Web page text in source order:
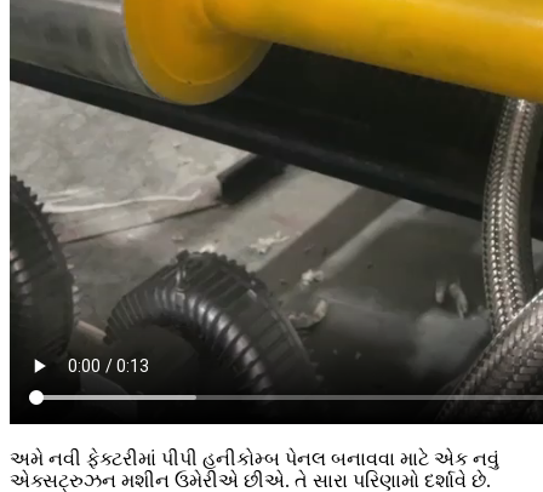
અમે નવી ફેક્ટરીમાં પીપી હનીકોમ્બ પેનલ બનાવવા માટે એક નવું
એક્સટ્રુઝન મશીન ઉમેરીએ છીએ. તે સારા પરિણામો દર્શાવે છે.